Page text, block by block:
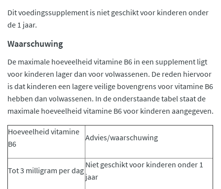
Dit voedingssupplement is niet geschikt voor kinderen onder
de 1 jaar.
Waarschuwing
De maximale hoeveelheid vitamine B6 in een supplement ligt
voor kinderen lager dan voor volwassenen. De reden hiervoor
is dat kinderen een lagere veilige bovengrens voor vitamine B6
hebben dan volwassenen. In de onderstaande tabel staat de
maximale hoeveelheid vitamine B6 voor kinderen aangegeven.
Hoeveelheid vitamine
B6
Advies/waarschuwing
Tot 3 milligram per dag
Niet geschikt voor kinderen onder 1
jaar